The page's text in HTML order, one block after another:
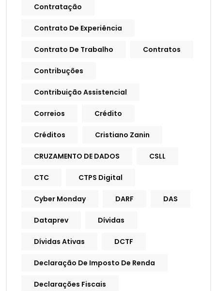
Contratação
Contrato De Experiência
Contrato De Trabalho Contratos
Contribuções
Contribuição Assistencial
Correios Crédito
Créditos Cristiano Zanin
CRUZAMENTO DE DADOS CSLL
CTC CTPS Digital
Cyber Monday DARF DAS
Dataprev Dívidas
Dívidas Ativas DCTF
Declaração De Imposto De Renda
Declarações Fiscais